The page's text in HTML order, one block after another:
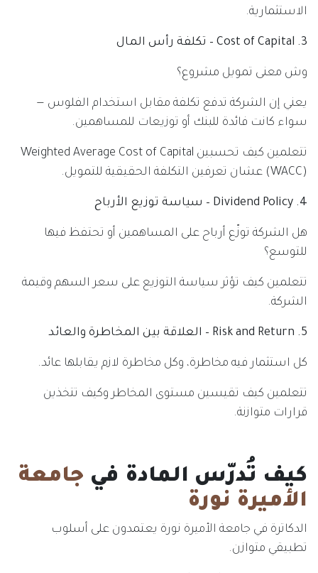
الاستثمارية.
3. Cost of Capital – تكلفة رأس المال
وش معنى تمويل مشروع؟
يعني إن الشركة تدفع تكلفة مقابل استخدام الفلوس —
سواء كانت فائدة للبنك أو توزيعات للمساهمين.
تتعلمين كيف تحسبين Weighted Average Cost of Capital
(WACC) عشان تعرفين التكلفة الحقيقية للتمويل.
4. Dividend Policy – سياسة توزيع الأرباح
هل الشركة توزّع أرباح على المساهمين أو تحتفظ فيها
للتوسع؟
تتعلمين كيف تؤثر سياسة التوزيع على سعر السهم وقيمة
الشركة.
5. Risk and Return – العلاقة بين المخاطرة والعائد
كل استثمار فيه مخاطرة، وكل مخاطرة لازم يقابلها عائد.
تتعلمين كيف تقيسين مستوى المخاطر وكيف تتخذين
قرارات متوازنة.
كيف تُدرّس المادة في جامعة
الأميرة نورة
الدكاترة في جامعة الأميرة نورة يعتمدون على أسلوب
تطبيقي متوازن.